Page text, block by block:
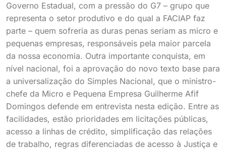
Governo Estadual, com a pressão do G7 – grupo que
representa o setor produtivo e do qual a FACIAP faz
parte – quem sofreria as duras penas seriam as micro e
pequenas empresas, responsáveis pela maior parcela
da nossa economia. Outra importante conquista, em
nível nacional, foi a aprovação do novo texto base para
a universalização do Simples Nacional, que o ministro-
chefe da Micro e Pequena Empresa Guilherme Afif
Domingos defende em entrevista nesta edição. Entre as
facilidades, estão prioridades em licitações públicas,
acesso a linhas de crédito, simplificação das relações
de trabalho, regras diferenciadas de acesso à Justiça e